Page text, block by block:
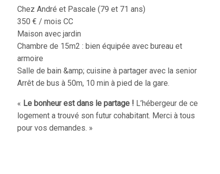
Chez André et Pascale (79 et 71 ans)
350 € / mois CC
Maison avec jardin
Chambre de 15m2 : bien équipée avec bureau et
armoire
Salle de bain &amp; cuisine à partager avec la senior
Arrêt de bus à 50m, 10 min à pied de la gare.
« Le bonheur est dans le partage ! L’hébergeur de ce
logement a trouvé son futur cohabitant. Merci à tous
pour vos demandes. »